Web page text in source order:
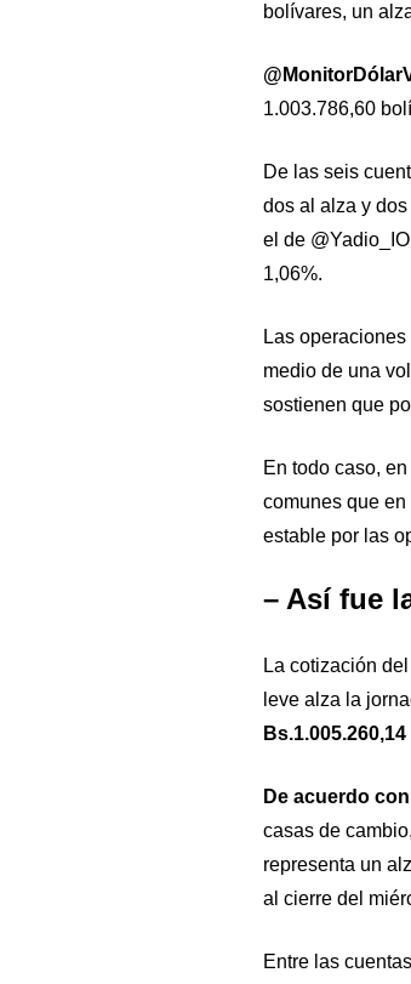
bolívares, un
1.003.786,60
De las seis
dos al alza y
el de
1,06%.
Las
medio de una
sostienen que
En todo caso,
comunes que
estable por las
– Así fue
La cotización
leve alza la
Bs.1.005.260,14
De acuerdo
casas de
representa un
al cierre del
Entre las